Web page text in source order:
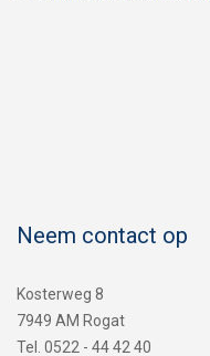
Neem contact op
Kosterweg 8
7949 AM Rogat
Tel. 0522 - 44 42 40